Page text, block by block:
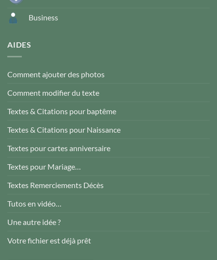
Business
AIDES
Comment ajouter des photos
Comment modifier du texte
Textes & Citations pour baptême
Textes & Citations pour Naissance
Textes pour cartes anniversaire
Textes pour Mariage…
Textes Remerciements Décès
Tutos en vidéo…
Une autre idée ?
Votre fichier est déjà prêt